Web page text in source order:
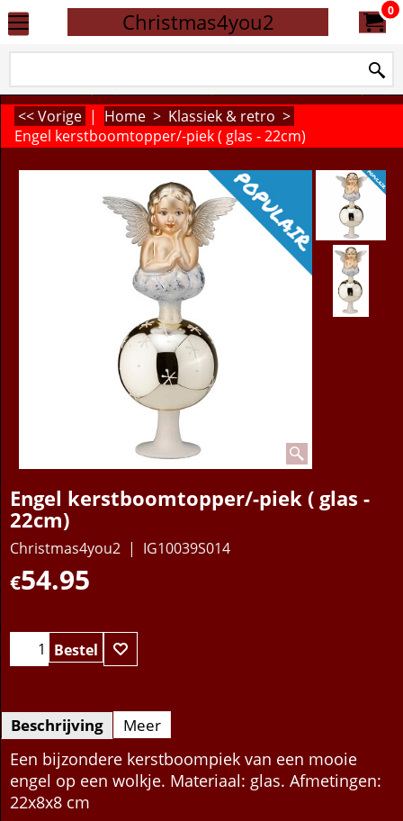
Christmas4you2 0
<< Vorige | Home > Klassiek & retro >
Engel kerstboomtopper/-piek ( glas - 22cm)
Engel kerstboomtopper/-piek ( glas -
22cm)
Christmas4you2 IG10039S014
€54.95
Bestel
Beschrijving Meer
Een bijzondere kerstboompiek van een mooie
engel op een wolkje. Materiaal: glas. Afmetingen:
22x8x8 cm